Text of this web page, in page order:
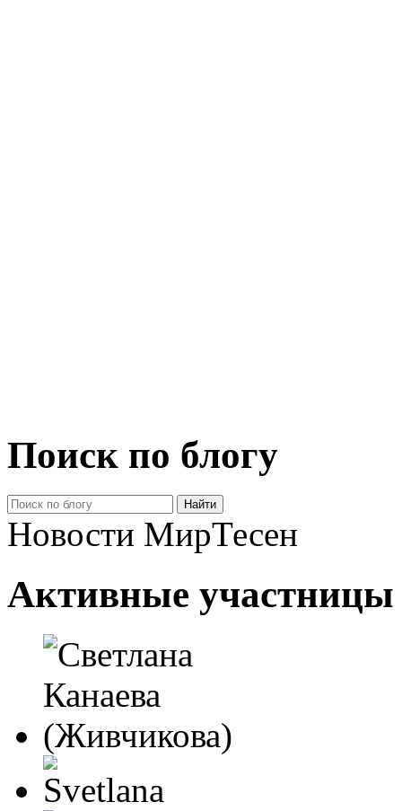
Поиск по блогу
Новости МирТесен
Активные участницы